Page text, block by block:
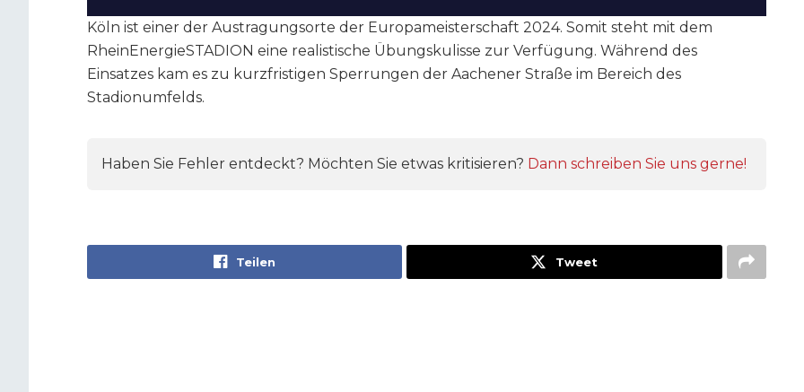
Köln ist einer der Austragungsorte der Europameisterschaft 2024. Somit steht mit dem
RheinEnergieSTADION eine realistische Übungskulisse zur Verfügung. Während des
Einsatzes kam es zu kurzfristigen Sperrungen der Aachener Straße im Bereich des
Stadionumfelds.
Haben Sie Fehler entdeckt? Möchten Sie etwas kritisieren? Dann schreiben Sie uns gerne!
Teilen Tweet